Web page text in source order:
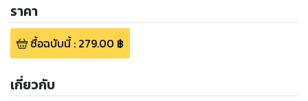
ราคา
ซื้อฉบับนี้: 279.00 ฿
เกี่ยวกับ